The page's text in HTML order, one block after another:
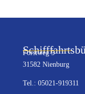
Forstweg 5
31582 Nienburg
Tel.: 05021-919311